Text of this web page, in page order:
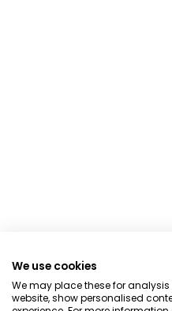
We use cookies
We may place these for
website, show personalised